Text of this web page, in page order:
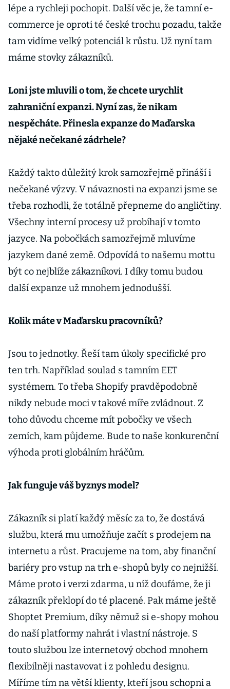
lépe a rychleji pochopit. Další věc je, že tamní e-
commerce je oproti té české trochu pozadu, takže
tam vidíme velký potenciál k růstu. Už nyní tam
máme stovky zákazníků.
Loni jste mluvili o tom, že chcete urychlit
zahraniční expanzi. Nyní zas, že nikam
nespěcháte. Přinesla expanze do Maďarska
nějaké nečekané zádrhele?
Každý takto důležitý krok samozřejmě přináší i
nečekané výzvy. V návaznosti na expanzi jsme se
třeba rozhodli, že totálně přepneme do angličtiny.
Všechny interní procesy už probíhají v tomto
jazyce. Na pobočkách samozřejmě mluvíme
jazykem dané země. Odpovídá to našemu mottu
být co nejblíže zákazníkovi. I díky tomu budou
další expanze už mnohem jednodušší.
Kolik máte v Maďarsku pracovníků?
Jsou to jednotky. Řeší tam úkoly specifické pro
ten trh. Například soulad s tamním EET
systémem. To třeba Shopify pravděpodobně
nikdy nebude moci v takové míře zvládnout. Z
toho důvodu chceme mít pobočky ve všech
zemích, kam půjdeme. Bude to naše konkurenční
výhoda proti globálním hráčům.
Jak funguje váš byznys model?
Zákazník si platí každý měsíc za to, že dostává
službu, která mu umožňuje začít s prodejem na
internetu a růst. Pracujeme na tom, aby finanční
bariéry pro vstup na trh e-shopů byly co nejnižší.
Máme proto i verzi zdarma, u níž doufáme, že ji
zákazník překlopí do té placené. Pak máme ještě
Shoptet Premium, díky němuž si e-shopy mohou
do naší platformy nahrát i vlastní nástroje. S
touto službou lze internetový obchod mnohem
flexibilněji nastavovat i z pohledu designu.
Míříme tím na větší klienty, kteří jsou schopni a